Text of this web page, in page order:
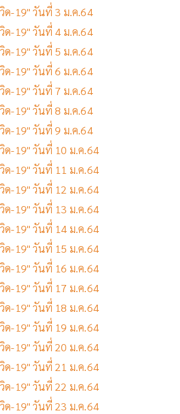
ด-19" วันที่ 3 ม.ค.64
ด-19" วันที่ 4 ม.ค.64
ด-19" วันที่ 5 ม.ค.64
ด-19" วันที่ 6 ม.ค.64
ด-19" วันที่ 7 ม.ค.64
ด-19" วันที่ 8 ม.ค.64
ด-19" วันที่ 9 ม.ค.64
ด-19" วันที่ 10 ม.ค.64
ด-19" วันที่ 11 ม.ค.64
ด-19" วันที่ 12 ม.ค.64
ด-19" วันที่ 13 ม.ค.64
ด-19" วันที่ 14 ม.ค.64
ด-19" วันที่ 15 ม.ค.64
ด-19" วันที่ 16 ม.ค.64
ด-19" วันที่ 17 ม.ค.64
ด-19" วันที่ 18 ม.ค.64
ด-19" วันที่ 19 ม.ค.64
ด-19" วันที่ 20 ม.ค.64
ด-19" วันที่ 21 ม.ค.64
ด-19" วันที่ 22 ม.ค.64
ด-19" วันที่ 23 ม.ค.64